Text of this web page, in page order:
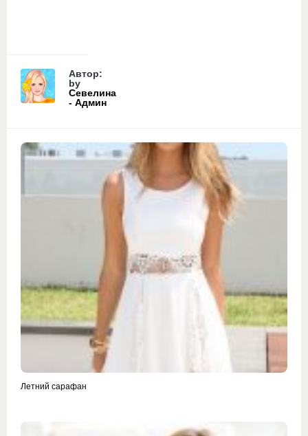
Автор:
by
Севелина
- Админ
Летний сарафан